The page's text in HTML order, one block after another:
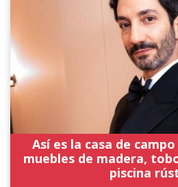
Así es la casa de
muebles de madera,
piscina